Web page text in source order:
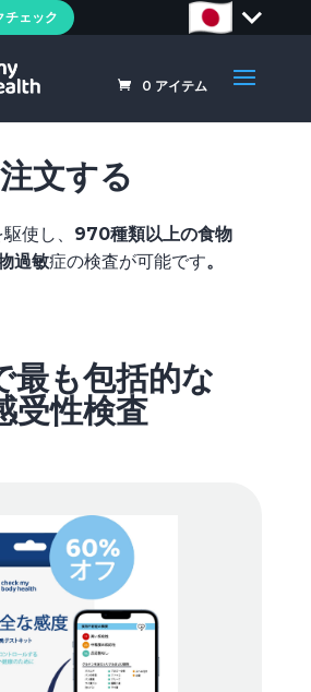
チェック
0 アイテム
注文する
使し、 970種類以上の食物
過敏症の検査が可能です。
最も包括的な
受性検査